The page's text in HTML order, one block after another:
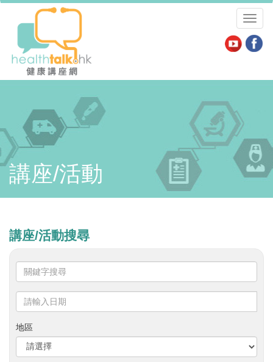
講座/活動
講座/活動搜尋
鍵
字
輸
入
日
地區